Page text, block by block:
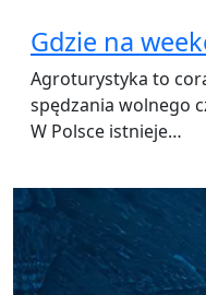
Gdzie na
Agroturystyka to
spędzania wolnego
W Polsce istnieje…